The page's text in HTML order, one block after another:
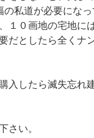
の私道が必要になっ
１０画地の宅地に
だとしたら全くナ
入したら滅失忘れ
さい。